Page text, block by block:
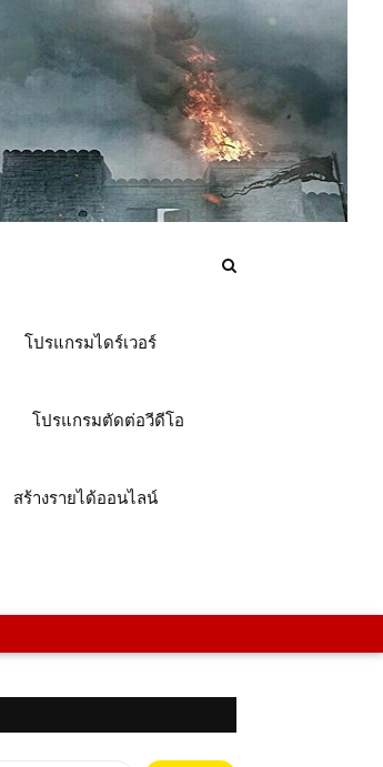
โปรแกรมไดร์เวอร์
โปรแกรมตัดต่อวีดีโอ
สร้างรายได้ออนไลน์